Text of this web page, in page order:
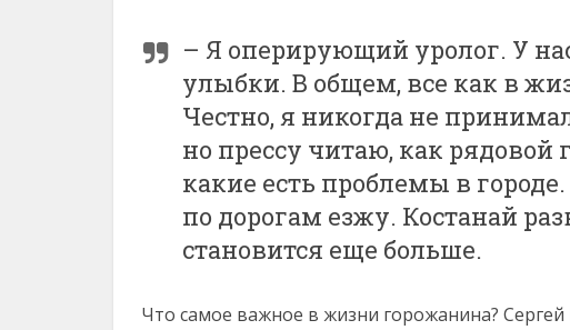
– Я оперирующий уролог. У
улыбки. В общем, все как в
Честно, я никогда не
но прессу читаю, как
какие есть проблемы в
по дорогам езжу. Костанай
становится еще больше.
Что самое важное в жизни горожанина?